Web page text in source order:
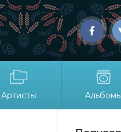
Артисты Альбомы